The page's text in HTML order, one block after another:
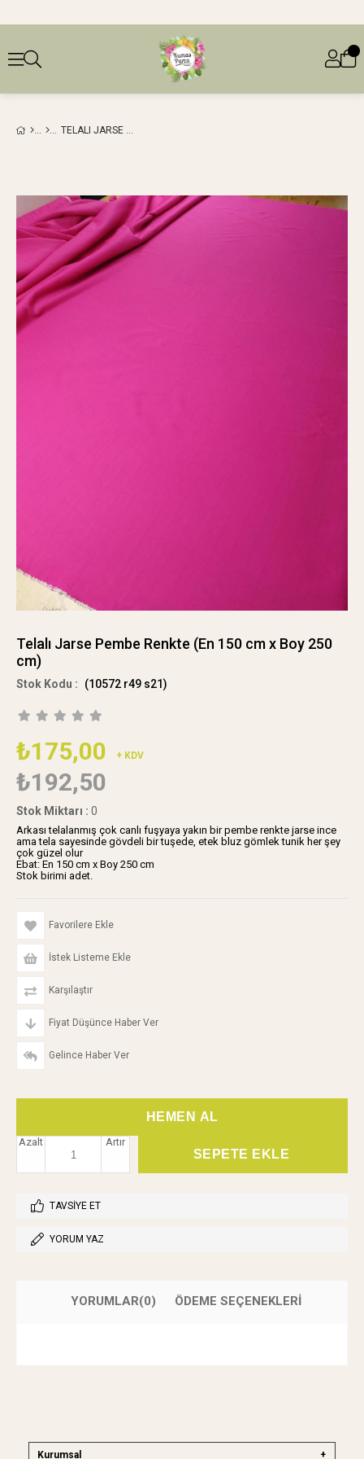
TELALI JARSE PEMBE RENKTE (EN 150 CM X BOY 250 CM)
Telalı Jarse Pembe Renkte (En 150 cm x Boy 250
cm)
(10572 r49 s21)
₺175,00 + KDV
₺192,50
Stok Miktarı : 0
Arkası telalanmış çok canlı fuşyaya yakın bir pembe renkte jarse ince
ama tela sayesinde gövdeli bir tuşede, etek bluz gömlek tunik her şey
çok güzel olur
Ebat: En 150 cm x Boy 250 cm
Stok birimi adet.
Favorilere Ekle
İstek Listeme Ekle
Karşılaştır
Fiyat Düşünce Haber Ver
Gelince Haber Ver
Artır
Azalt
TAVSIYE ET
YORUM YAZ
YORUMLAR(0) ÖDEME SEÇENEKLERI
Kurumsal